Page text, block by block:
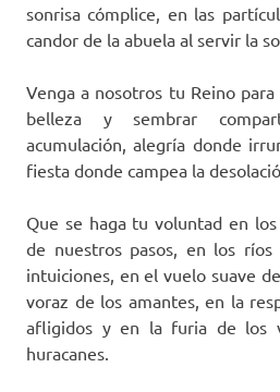
sonrisa cómplice, en las
candor de la abuela al servir la
Venga a nosotros tu Reino
belleza y sembrar
acumulación, alegría donde
fiesta donde campea la
Que se haga tu voluntad en
de nuestros pasos, en los
intuiciones, en el vuelo suave
voraz de los amantes, en la
afligidos y en la furia de los
huracanes.